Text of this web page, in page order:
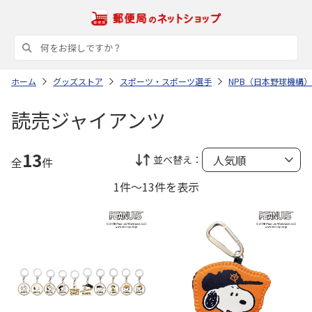
ホーム グッズストア スポーツ・スポーツ選手 NPB（日本野球機構）
読売ジャイアンツ
全13件 並べ替え：
1件～13件を表示